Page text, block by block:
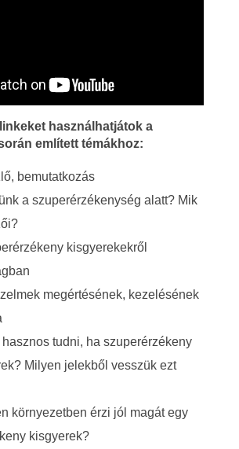
használhatjátok a
említett témákhoz:
bemutatkozás
a szuperérzékenység alatt? Mik
kisgyerekekről
megértésének, kezelésének
tudni, ha szuperérzékeny
Milyen jelekből vesszük ezt
környezetben érzi jól magát egy
kisgyerek?